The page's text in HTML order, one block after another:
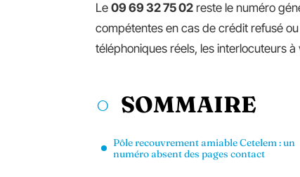
Le 09 69 32 75 02 reste le numéro
compétentes en cas de crédit refusé
téléphoniques réels, les interlocuteurs
SOMMAIRE
Pôle recouvrement amiable Cetelem : un
numéro absent des pages contact